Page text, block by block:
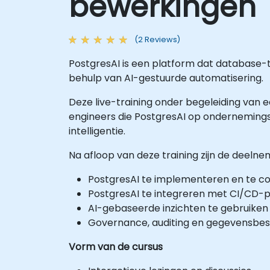
(2 Reviews)
PostgresAI is een platform dat
behulp van AI-gestuurde automatisering.
Deze live-training onder begeleiding van
engineers die PostgresAI op
intelligentie.
Na afloop van deze training zijn de
PostgresAI te implementeren en te
PostgresAI te integreren met CI/CD-
AI-gebaseerde inzichten te
Governance, auditing en
Vorm van de cursus